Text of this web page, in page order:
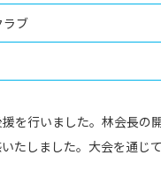
ブ
行いました。林会長
しました。大会を通